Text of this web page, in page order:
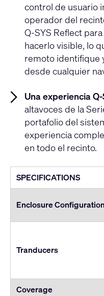
control de usuario
operador del
Q-SYS Reflect
hacerlo visible, lo
remoto identifique
desde cualquier
Una experiencia
altavoces de la
portafolio del
experiencia
en todo el recinto.
SPECIFICATIONS
Enclosure Configuration
Tranducers
Coverage